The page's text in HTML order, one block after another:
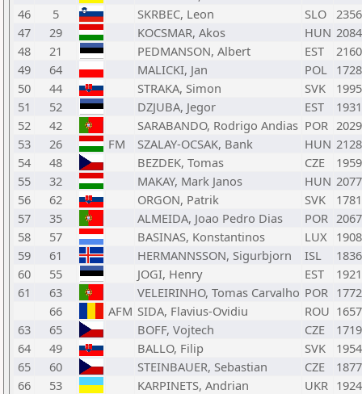
46
5 SKRBEC, Leon SLO 2356
47
29 KOCSMAR, Akos HUN 2084
48
21 PEDMANSON, Albert EST
2160
49
64 MALICKI, Jan POL 1728
50
44 STRAKA, Simon SVK
1995
51
52 DZJUBA, Jegor EST
1931
52
42 SARABANDO, Rodrigo Andias POR 2029
53
26 FM SZALAY-OCSAK, Bank HUN 2128
54
48 BEZDEK, Tomas CZE
1959
55
32 MAKAY, Mark Janos HUN 2077
56
62 ORGON, Patrik SVK
1781
57
35 ALMEIDA, Joao Pedro Dias POR 2067
58
57 BASINAS, Konstantinos LUX 1908
59
61 HERMANNSSON, Sigurbjorn ISL
1836
60
55 JOGI, Henry EST
1921
61
63 VELEIRINHO, Tomas Carvalho POR 1772
66
AFM SIDA, Flavius-Ovidiu ROU 1657
63
65 BOFF, Vojtech CZE
1719
64
49 BALLO, Filip SVK
1954
65
60 STEINBAUER, Sebastian CZE
1877
66
53 KARPINETS, Andrian UKR 1924